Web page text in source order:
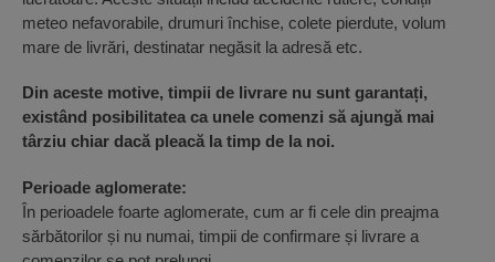
meteo nefavorabile, drumuri închise, colete pierdute, volum
mare de livrări, destinatar negăsit la adresă etc.
Din aceste motive, timpii de livrare nu sunt garantați,
existând posibilitatea ca unele comenzi să ajungă mai
târziu chiar dacă pleacă la timp de la noi.
Perioade aglomerate:
În perioadele foarte aglomerate, cum ar fi cele din preajma
sărbătorilor și nu numai, timpii de confirmare și livrare a